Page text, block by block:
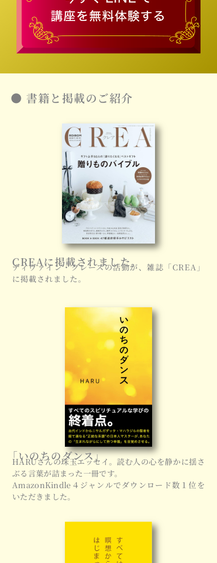
● 書籍と掲載のご紹介
CREAに掲載されました。
ディヴァイン・グレースの活動が、雑誌「CREA」
に掲載されました。
「いのちのダンス」
HARUさんの珠玉エッセイ。読む人の心を静かに揺さ
ぶる言葉が詰まった一冊です。
AmazonKindle４ジャンルでダウンロード数１位を
いただきました。